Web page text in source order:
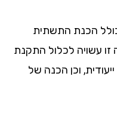
התשתית
לכלול התקנת
וכן הכנה של